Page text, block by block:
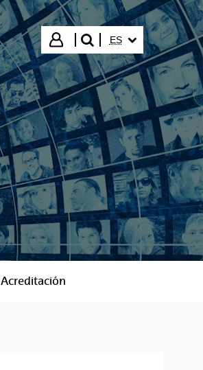
Iniciar sesión
buscar"
IDIOMA
ES
Acreditación